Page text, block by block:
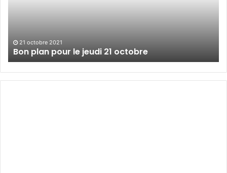
21 octobre 2021
Bon plan pour le jeudi 21 octobre